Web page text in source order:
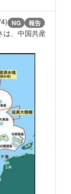
NG 報告
は、中国共産